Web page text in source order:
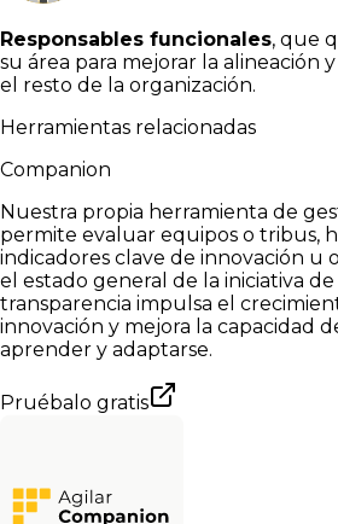
Responsables funcionales, que
su área para mejorar la alineación
el resto de la organización.
Herramientas relacionadas
Companion
Nuestra propia herramienta de
permite evaluar equipos o tribus,
indicadores clave de innovación u
el estado general de la iniciativa de
transparencia impulsa el
innovación y mejora la capacidad
aprender y adaptarse.
Pruébalo gratis